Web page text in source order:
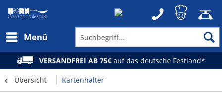
Menü
VERSANDFREI AB 75€ auf das deutsche Festland*
Übersicht Kartenhalter